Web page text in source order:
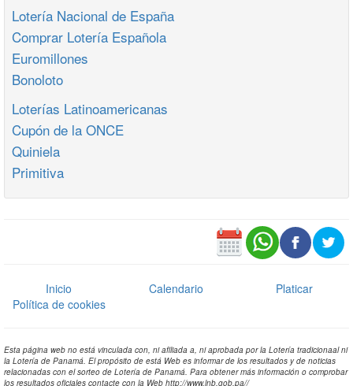
Lotería Nacional de España
Comprar Lotería Española
Euromillones
Bonoloto
Loterías Latinoamericanas
Cupón de la ONCE
Quiniela
Primitiva
Inicio Calendario
Platicar
Política de cookies
Esta página web no está vinculada con, ni afiliada a, ni aprobada por la Lotería tradicionaal ni
la Lotería de Panamá. El propósito de está Web es informar de los resultados y de noticias
relacionadas con el sorteo de Lotería de Panamá. Para obtener más información o comprobar
los resultados oficiales contacte con la Web http://www.lnb.gob.pa//